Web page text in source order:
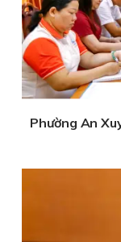
Phường An